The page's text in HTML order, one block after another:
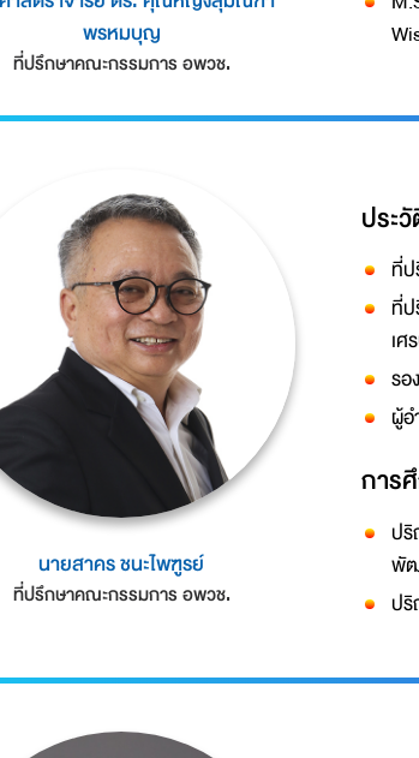
พรหมบุญ
ที่ปรึกษาคณะกรรมการ อพวช.
นายสาคร ชนะไพฑูรย์
ที่ปรึกษาคณะกรรมการ อพวช.
ประ
ที่
ที่ป
เศ
รอ
ผู้
การ
ป
พั
ป